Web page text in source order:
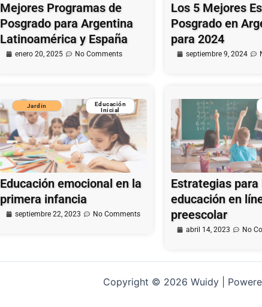
Mejores Programas de
Posgrado para Argentina
Latinoamérica y España
enero 20, 2025 No Comments
Los 5 Mejores
Posgrado en
para 2024
septiembre 9, 2024
Jardin
Educación
Inicial
Educación emocional en la
primera infancia
septiembre 22, 2023 No Comments
Estrategias para
educación en
preescolar
abril 14, 2023 No
Copyright © 2026 Wuidy |